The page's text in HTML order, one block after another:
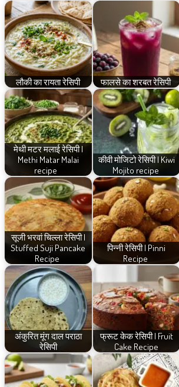
लौकी का रायता रेसिपी फालसे का शरबत रेसिपी
मेथी मटर मलाई रेसिपी |
Methi Matar Malai
recipe
कीवी मोजिटो रेसिपी | Kiwi
Mojito recipe
सूजी भरवां चिल्ला रेसिपी |
Stuffed Suji Pancake
Recipe
पिन्नी रेसिपी | Pinni
Recipe
अंकुरित मूंग दाल पराठा
रेसिपी
फ्रूट केक रेसिपी | Fruit
Cake Recipe